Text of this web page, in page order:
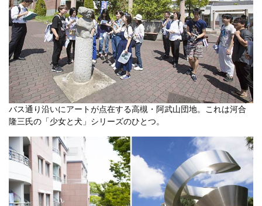
バス通り沿いにアートが点在する高槻・阿武山団地。これは河合
隆三氏の「少女と犬」シリーズのひとつ。